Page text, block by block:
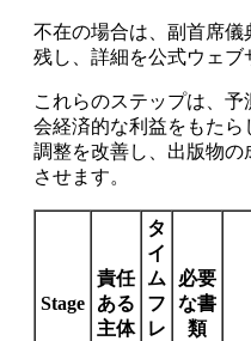
不在の場合は、副首席儀
残し、詳細を公式ウェブ
これらのステップは、
会経済的な利益をもたら
調整を改善し、出版物
させます。
Stage
責任
ある
主体
タ
イ
ム
フ
レ
必要
な書
類